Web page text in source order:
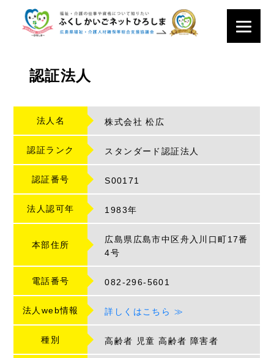
認証法人
法人名 株式会社 松広
認証ランク スタンダード認証法人
認証番号 S00171
法人認可年 1983年
本部住所
広島県広島市中区舟入川口町17番
4号
電話番号 082-296-5601
法人web情報 詳しくはこちら ≫
種別 高齢者 児童高齢者 障害者